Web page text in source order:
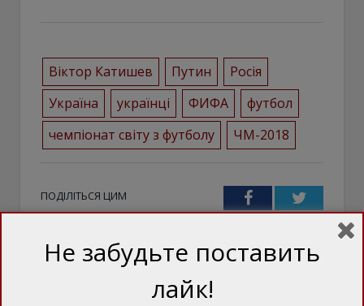
Віктор Катишев Путин
Росія
Україна
українці ФИФА
футбол
чемпіонат світу з футболу
ЧМ-2018
ПОДІЛІТЬСЯ ЦИМ FacebookTwitter
Не забудьте поставить
лайк!